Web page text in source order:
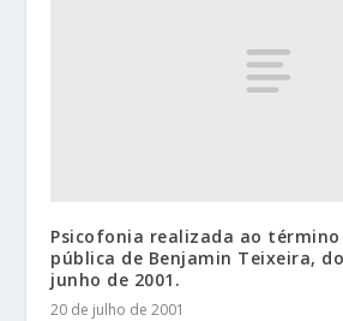
Psicofonia realizada ao
pública de Benjamin Teixeira,
junho de 2001.
20 de julho de 2001